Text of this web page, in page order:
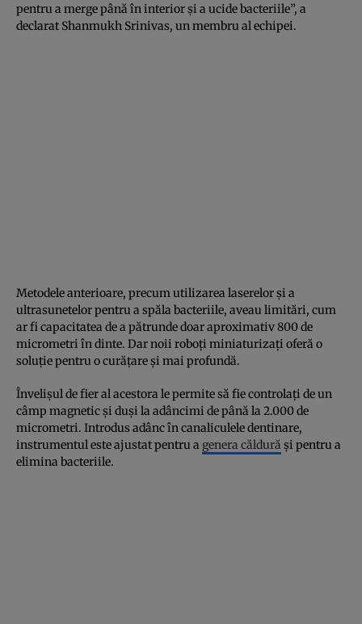
pentru a merge până în interior și a ucide bacteriile”, a
declarat Shanmukh Srinivas, un membru al echipei.
Metodele anterioare, precum utilizarea laserelor și a
ultrasunetelor pentru a spăla bacteriile, aveau limitări, cum
ar fi capacitatea de a pătrunde doar aproximativ 800 de
micrometri în dinte. Dar noii roboți miniaturizați oferă o
soluție pentru o curățare și mai profundă.
Învelișul de fier al acestora le permite să fie controlați de un
câmp magnetic și duși la adâncimi de până la 2.000 de
micrometri. Introdus adânc în canaliculele dentinare,
instrumentul este ajustat pentru a genera căldură și pentru a
elimina bacteriile.